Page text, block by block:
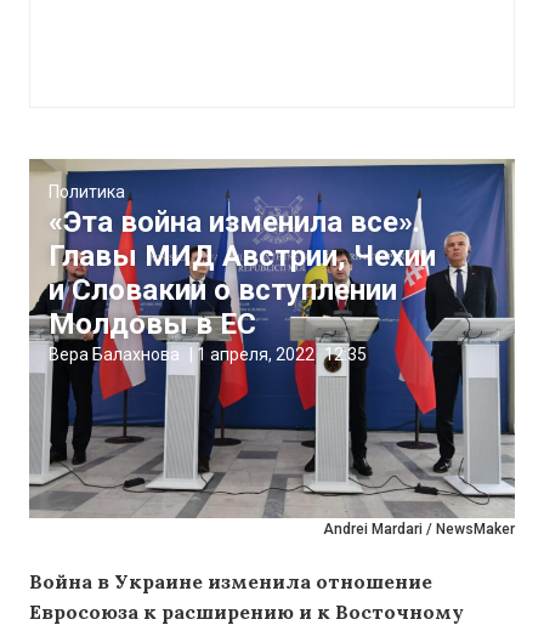
Andrei Mardari / NewsMaker
Политика
«Эта война изменила все».
Главы МИД Австрии, Чехии
и Словакии о вступлении
Молдовы в ЕС
Вера Балахнова 1 апреля, 2022 12:35
Война в Украине изменила отношение
Евросоюза к расширению и к Восточному